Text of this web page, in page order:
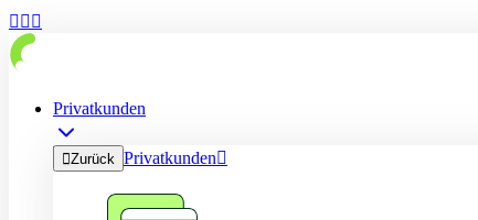
  
Privatkunden
Zurück Privatkunden